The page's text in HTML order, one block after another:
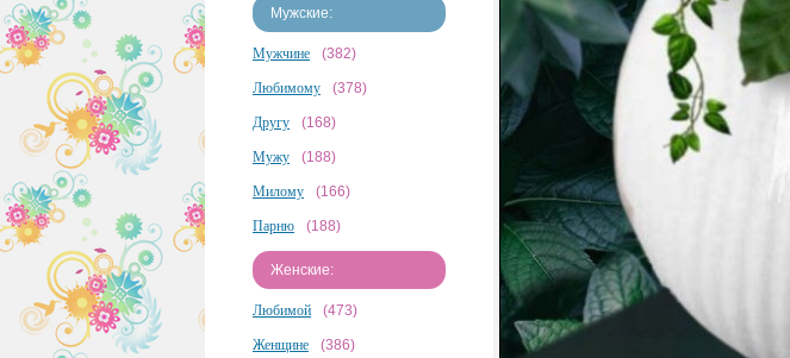
Мужские:
Мужчине (382)
Любимому (378)
Другу (168)
Мужу (188)
Милому (166)
Парню (188)
Женские:
Любимой (473)
Женщине (386)